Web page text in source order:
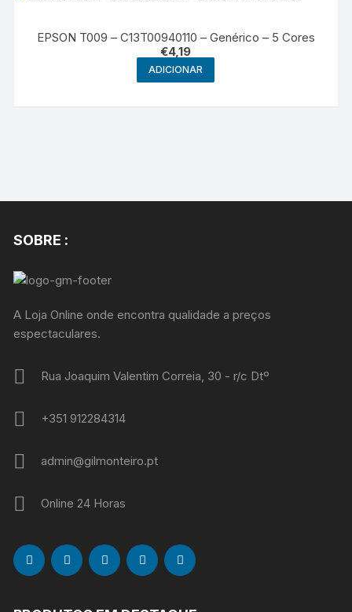
EPSON T009 – C13T00940110 – Genérico – 5 Cores
€4,19
ADICIONAR
SOBRE :
A Loja Online onde encontra qualidade a preços
espectaculares.
Rua Joaquim Valentim Correia, 30 - r/c Dtº
+351 912284314
admin@gilmonteiro.pt
Online 24 Horas